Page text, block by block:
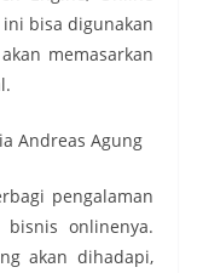
bisa digunakan
memasarkan
pengalaman
bisnis onlinenya.
akan dihadapi,